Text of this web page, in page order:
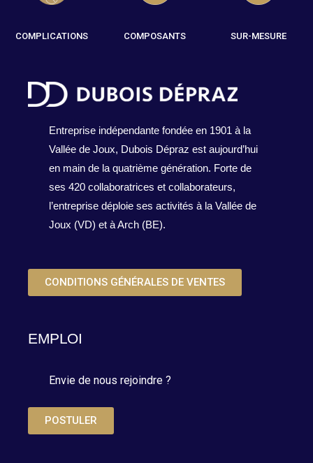
COMPLICATIONS COMPOSANTS SUR-MESURE
Entreprise indépendante fondée en 1901 à la
Vallée de Joux, Dubois Dépraz est aujourd’hui
en main de la quatrième génération. Forte de
ses 420 collaboratrices et collaborateurs,
l’entreprise déploie ses activités à la Vallée de
Joux (VD) et à Arch (BE).
CONDITIONS GÉNÉRALES DE VENTES
EMPLOI
Envie de nous rejoindre ?
POSTULER